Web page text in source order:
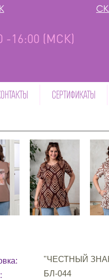
-16:00 (МСК)
СЕРТИФИКАТЫ
"ЧЕСТНЫЙ
БЛ-044